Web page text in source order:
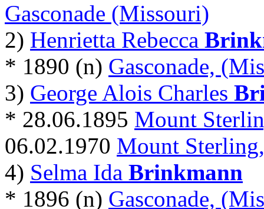
Gasconade (Missouri)
2) Henrietta Rebecca
* 1890 (n) Gasconade,
3) George Alois Charles
* 28.06.1895 Mount
06.02.1970 Mount
4) Selma Ida Brinkmann
* 1896 (n) Gasconade,